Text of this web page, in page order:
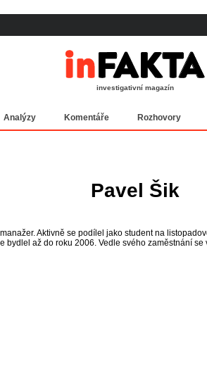
Pavel Šik
Aktivně se podílel jako student na
bydlel až do roku 2006. Vedle svého zaměstnání
investigativní magazín
Analýzy Komentáře Rozhovory